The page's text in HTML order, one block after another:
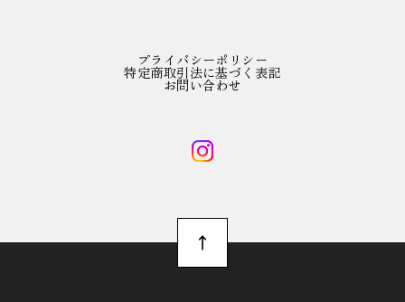
プライバシーポリシー
特定商取引法に基づく表記
お問い合わせ